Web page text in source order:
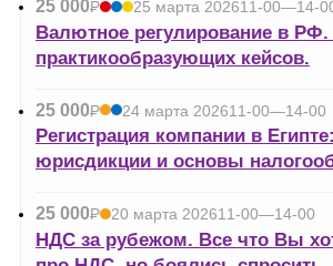
25 000Р
УБ.
25 марта 202611-00—14-
Валютное регулирование в РФ.
практикообразующих кейсов.
25 000Р
УБ.
24 марта 202611-00—14-00
Регистрация компании в
юрисдикции и основы
25 000Р
УБ.
20 марта 202611-00—14-00
НДС за рубежом. Все что Вы